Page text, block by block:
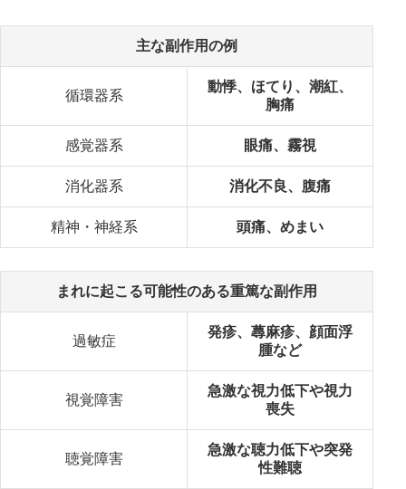
主な副作用の例
循環器系
動悸、ほてり、潮紅、
胸痛
感覚器系 眼痛、霧視
消化器系 消化不良、腹痛
精神・神経系 頭痛、めまい
まれに起こる可能性のある重篤な副作用
過敏症
発疹、蕁麻疹、顔面浮
腫など
視覚障害
急激な視力低下や視力
喪失
聴覚障害
急激な聴力低下や突発
性難聴